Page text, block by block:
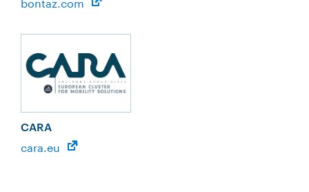
CARA
cara.eu